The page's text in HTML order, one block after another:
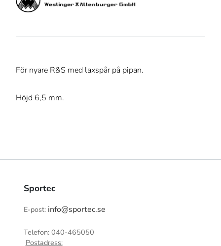
För nyare R&S med laxspår på pipan.
Höjd 6,5 mm.
Sportec
E-post: info@sportec.se
Telefon: 040-465050
Postadress: